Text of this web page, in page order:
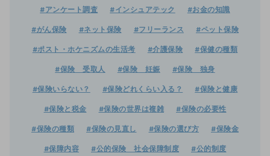
#アンケート調査 #インシュアテック #お金の知識
#がん保険 #ネット保険 #フリーランス #ペット保険
#ポスト・ホケニズムの生活考 #介護保険 #保健の種類
#保険 受取人 #保険 妊娠 #保険 独身
#保険いらない？ #保険どれくらい入る？ #保険と健康
#保険と税金 #保険の世界は複雑 #保険の必要性
#保険の種類 #保険の見直し #保険の選び方 #保険金
#保障内容 #公的保険 社会保障制度 #公的制度